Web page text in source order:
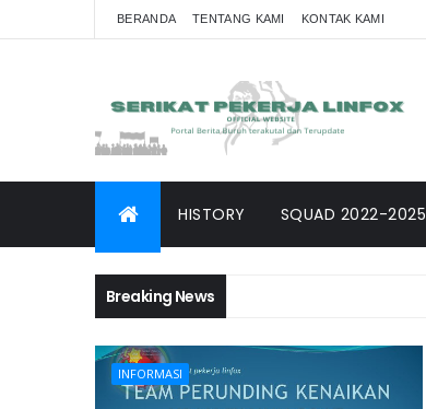
BERANDA TENTANG KAMI KONTAK KAMI
HISTORY SQUAD 2022-2025
Breaking News
INFORMASI